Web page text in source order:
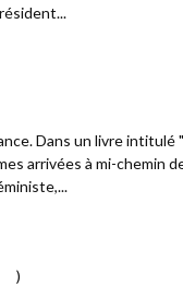
Dans un livre intitulé
arrivées à mi-chemin
)